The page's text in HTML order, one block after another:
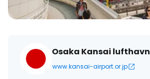
Osaka Kansai lufthavn
www.kansai-airport.or.jp